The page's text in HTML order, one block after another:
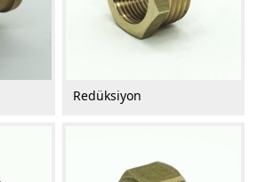
Redüksiyon